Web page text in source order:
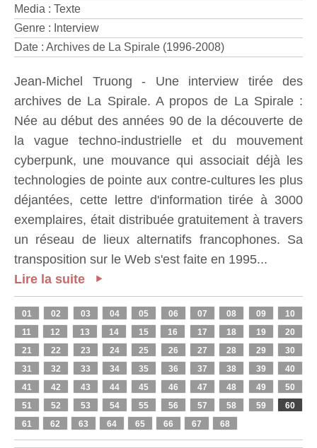
Media : Texte
Genre : Interview
Date : Archives de La Spirale (1996-2008)
Jean-Michel Truong - Une interview tirée des
archives de La Spirale. A propos de La Spirale :
Née au début des années 90 de la découverte de
la vague techno-industrielle et du mouvement
cyberpunk, une mouvance qui associait déjà les
technologies de pointe aux contre-cultures les plus
déjantées, cette lettre d'information tirée à 3000
exemplaires, était distribuée gratuitement à travers
un réseau de lieux alternatifs francophones. Sa
transposition sur le Web s'est faite en 1995...
Lire la suite
01 02 03 04 05 06 07 08 09
10
11
12 13 14 15 16 17 18 19
20
21
22 23 24 25 26 27 28 29
30
31
32 33 34 35 36 37 38 39
40
41
42 43 44 45 46 47 48 49
50
51
52 53 54 55 56 57 58 59
60
61
62 63 64 65 66 67 68